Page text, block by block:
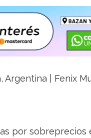
Argentina | Fenix
por sobreprecios